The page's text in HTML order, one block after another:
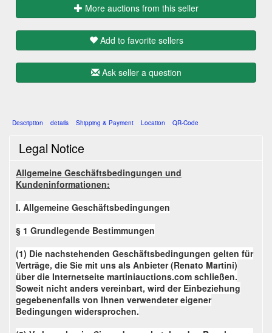
More auctions from this seller
Add to favorite sellers
Ask seller a question
Description details Shipping & Payment Location QR-Code
Legal Notice
Allgemeine Geschäftsbedingungen und
Kundeninformationen:
I. Allgemeine Geschäftsbedingungen
§ 1 Grundlegende Bestimmungen
(1) Die nachstehenden Geschäftsbedingungen gelten für
Verträge, die Sie mit uns als Anbieter (Renato Martini)
über die Internetseite martiniauctions.com schließen.
Soweit nicht anders vereinbart, wird der Einbeziehung
gegebenenfalls von Ihnen verwendeter eigener
Bedingungen widersprochen.